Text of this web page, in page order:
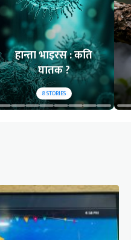
हान्ता भाइरस : कति
घातक ?
8STORIES